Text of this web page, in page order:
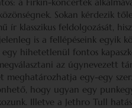
Sokan kérdezik
ír klasszikus feldolgozását,
is a fellépéseink egyik
hihetetlenül fontos
az úgynevezett
meghatározhatja egy-egy
hogy ugyan egy
Illetve a Jethro Tull